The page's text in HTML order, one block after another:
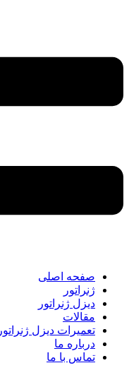
صفحه اصلی
ژنراتور
دیزل ژنراتور
مقالات
تعمیرات دیزل ژنراتور
درباره ما
تماس با ما